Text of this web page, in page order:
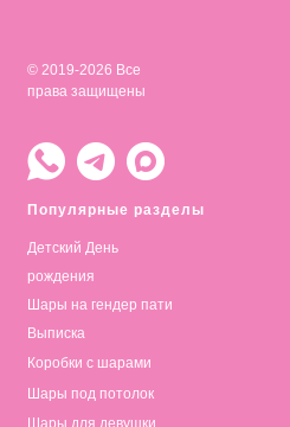
Популярные разделы
Детский День
рождения
© 2019-2026 Все
права защищены
Шары на гендер пати
Выписка
Коробки с шарами
Шары под потолок
Шары для девушки